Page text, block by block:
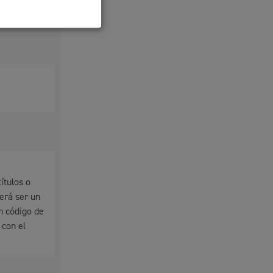
o
ser un
código de
el